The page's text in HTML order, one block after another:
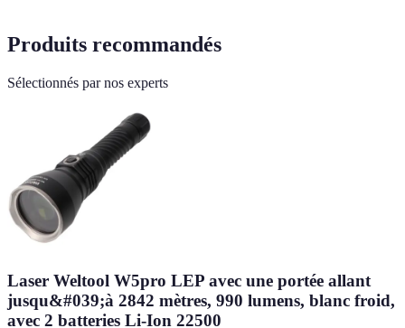
Produits recommandés
Sélectionnés par nos experts
Laser Weltool W5pro LEP avec une portée allant
jusqu&#039;à 2842 mètres, 990 lumens, blanc froid,
avec 2 batteries Li-Ion 22500